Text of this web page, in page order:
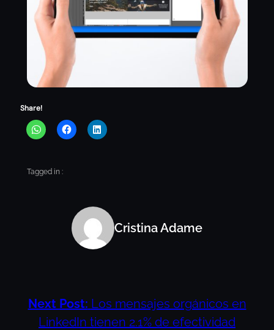
Share!
Tagged in :
Cristina Adame
Next Post: Los mensajes orgánicos en
LinkedIn tienen 2.1% de efectividad